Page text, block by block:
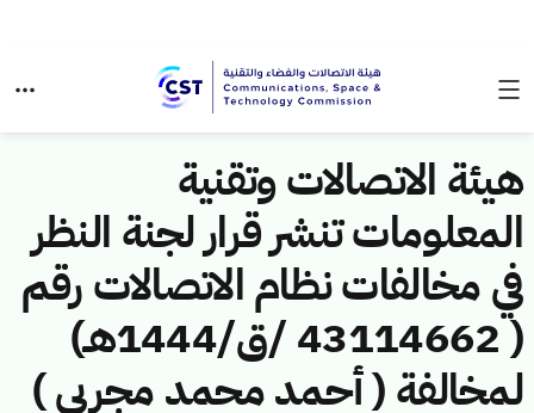
هيئة الاتصالات وتقنية
المعلومات تنشر قرار لجنة النظر
في مخالفات نظام الاتصالات رقم
( 43114662 /ق/1444هـ)
لمخالفة ( أحمد محمد مجربي )